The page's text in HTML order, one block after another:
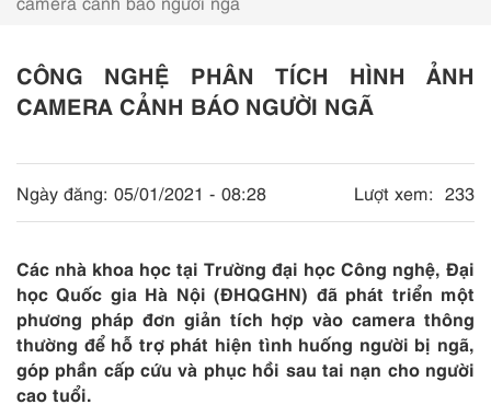
CÔNG NGHỆ PHÂN TÍCH HÌNH ẢNH
CAMERA CẢNH BÁO NGƯỜI NGÃ
Ngày đăng: 05/01/2021 - 08:28 Lượt xem: 233
Các nhà khoa học tại Trường đại học Công nghệ, Đại
học Quốc gia Hà Nội (ĐHQGHN) đã phát triển một
phương pháp đơn giản tích hợp vào camera thông
thường để hỗ trợ phát hiện tình huống người bị ngã,
góp phần cấp cứu và phục hồi sau tai nạn cho người
cao tuổi.